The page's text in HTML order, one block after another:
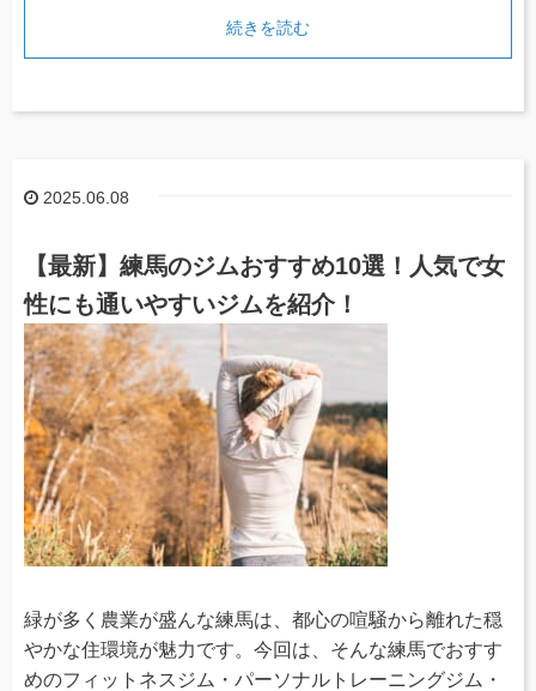
続きを読む
2025.06.08
【最新】練馬のジムおすすめ10選！人気で女
性にも通いやすいジムを紹介！
緑が多く農業が盛んな練馬は、都心の喧騒から離れた穏
やかな住環境が魅力です。今回は、そんな練馬でおすす
めのフィットネスジム・パーソナルトレーニングジム・